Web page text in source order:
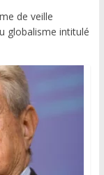
de veille
globalisme intitulé